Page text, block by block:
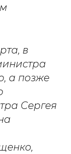
в
а позже
Сергея